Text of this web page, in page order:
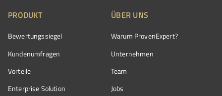
PRODUKT
Bewertungssiegel
Kundenumfragen
Vorteile
Enterprise Solution
ÜBER UNS
Warum ProvenExpert?
Unternehmen
Team
Jobs